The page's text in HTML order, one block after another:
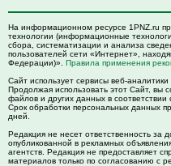
На информационном ресурсе 1PNZ.ru
технологии (информационные
сбора, систематизации и анализа
пользователей сети «Интернет»,
Федерации)». Правила применения
Сайт использует сервисы веб-аналитики
Продолжая использовать этот Сайт, вы
файлов и других данных в
Срок обработки персональных данных
дней.
Редакция не несет ответственность за
опубликованной в рекламных
агентств. Редакция не предоставляет
материалов только по согласованию с